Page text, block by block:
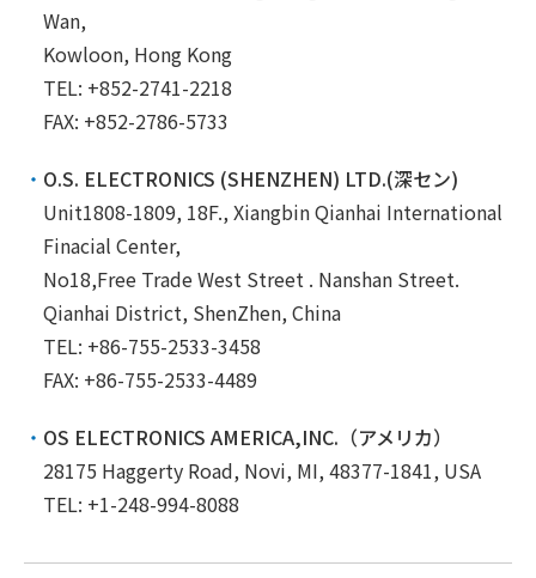
Wan,
Kowloon, Hong Kong
TEL: +852-2741-2218
FAX: +852-2786-5733
O.S. ELECTRONICS (SHENZHEN) LTD.(深セン)
Unit1808-1809, 18F., Xiangbin Qianhai International
Finacial Center,
No18,Free Trade West Street . Nanshan Street.
Qianhai District, ShenZhen, China
TEL: +86-755-2533-3458
FAX: +86-755-2533-4489
OS ELECTRONICS AMERICA,INC.（アメリカ）
28175 Haggerty Road, Novi, MI, 48377-1841, USA
TEL: +1-248-994-8088